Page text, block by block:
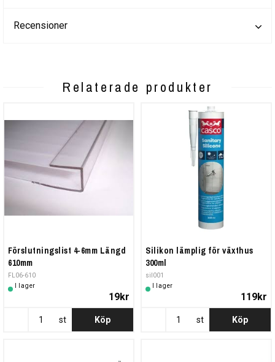
Recensioner
Relaterade produkter
Förslutningslist 4-6mm Längd
610mm
FL06-610
I lager
19kr
st Köp
Silikon lämplig för växthus
300ml
sil001
I lager
119kr
st Köp